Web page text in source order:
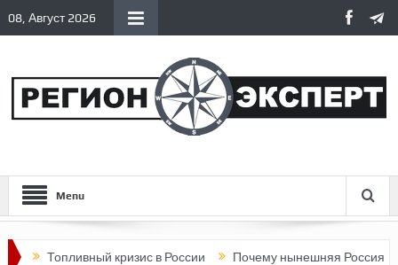
08, Август 2026
Menu
кризис в России Почему нынешняя Россия стала